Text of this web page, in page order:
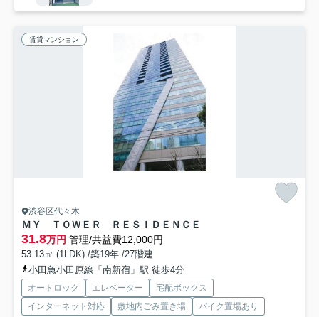
賃貸マンション
渋谷区代々木
ＭＹ ＴＯＷＥＲ ＲＥＳＩＤＥＮＣＥ
31.8万円 管理/共益費12,000円
53.13㎡ (1LDK) /築19年 /27階建
小田急小田原線「南新宿」駅 徒歩4分
オートロック エレベーター
宅配ボックス
インターネット対応
敷地内ごみ置き場 バイク置場あり